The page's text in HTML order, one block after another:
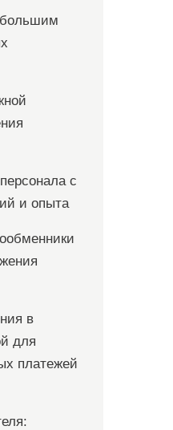
большим
с
и опыта
в
для
платежей